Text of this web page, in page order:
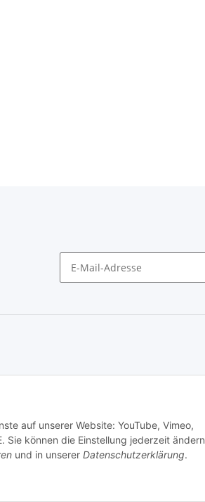
auf unserer Website: YouTube, Vimeo,
Sie können die Einstellung jederzeit ändern
und in unserer Datenschutzerklärung.